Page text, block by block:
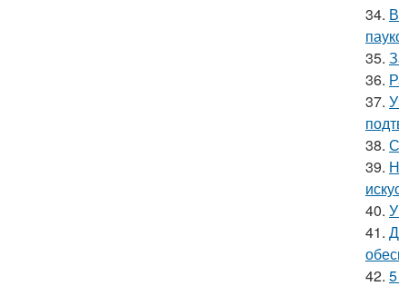
34.
35.
36.
37.
38.
39.
40.
41.
42.